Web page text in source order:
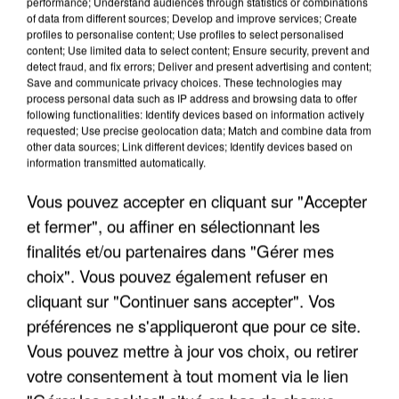
LES INTERVIEWS CHANTE
FRANCE
Voir plus
"JE SUIS À DISPOSITION DES
ENFOIRÉS"
"ON A TOUS LE TRAC"
"ON N'EST PAS DES PARENTS
of data from different sources; Develop and improve services; Create
profiles to personalise content; Use profiles to select personalised
content; Use limited data to select content; Ensure security, prevent and
detect fraud, and fix errors; Deliver and present advertising and content;
Save and communicate privacy choices. These technologies may
process personal data such as IP address and browsing data to offer
following functionalities: Identify devices based on information actively
requested; Use precise geolocation data; Match and combine data from
other data sources; Link different devices; Identify devices based on
information transmitted automatically.
Vous pouvez accepter en cliquant sur "Accepter
et fermer", ou affiner en sélectionnant les
finalités et/ou partenaires dans "Gérer mes
choix". Vous pouvez également refuser en
cliquant sur "Continuer sans accepter". Vos
préférences ne s'appliqueront que pour ce site.
Vous pouvez mettre à jour vos choix, ou retirer
votre consentement à tout moment via le lien